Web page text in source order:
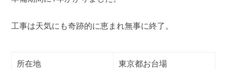
工事は天気にも奇跡的に恵まれ無事に終了。
所在地
東京都お台場